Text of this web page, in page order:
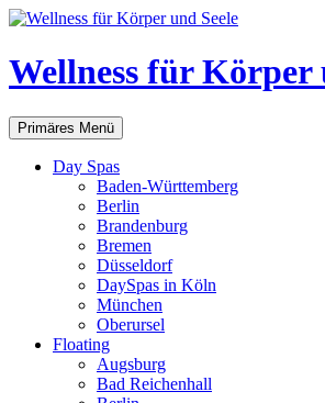
Zum
springen
Wellness für Körper
Suchen
Primäres Menü
Day Spas
Baden-Württemberg
Berlin
Brandenburg
Bremen
Düsseldorf
DaySpas in Köln
München
Oberursel
Floating
Augsburg
Bad Reichenhall